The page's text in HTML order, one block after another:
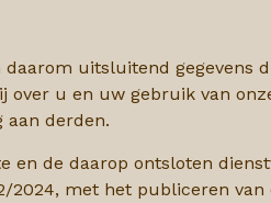
uitsluitend gegevens
over u en uw gebruik van
aan derden.
de daarop ontsloten
2024, met het publiceren